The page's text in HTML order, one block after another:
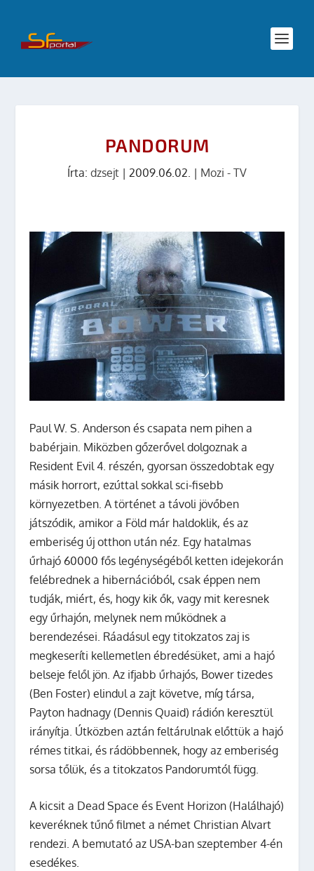
PANDORUM
Írta: dzsejt | 2009.06.02. | Mozi - TV
Paul W. S. Anderson és csapata nem pihen a
babérjain. Miközben gőzerővel dolgoznak a
Resident Evil 4. részén, gyorsan összedobtak egy
másik horrort, ezúttal sokkal sci-fisebb
környezetben. A történet a távoli jövőben
játszódik, amikor a Föld már haldoklik, és az
emberiség új otthon után néz. Egy hatalmas
űrhajó 60000 fős legénységéből ketten idejekorán
felébrednek a hibernációból, csak éppen nem
tudják, miért, és, hogy kik ők, vagy mit keresnek
egy űrhajón, melynek nem működnek a
berendezései. Ráadásul egy titokzatos zaj is
megkeseríti kellemetlen ébredésüket, ami a hajó
belseje felől jön.Az ifjabb űrhajós, Bower tizedes
(Ben Foster) elindul a zajt követve, míg társa,
Payton hadnagy (Dennis Quaid) rádión keresztül
irányítja. Útközben aztán feltárulnak előttük a hajó
rémes titkai, és rádöbbennek, hogy az emberiség
sorsa tőlük, és a titokzatos Pandorumtól függ.
A kicsit a Dead Space és Event Horizon (Halálhajó)
keveréknek tűnő filmet a német Christian Alvart
rendezi. A bemutató az USA-ban szeptember 4-én
esedékes.